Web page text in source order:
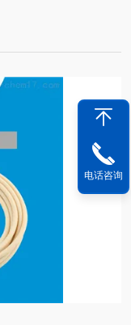
电话咨询